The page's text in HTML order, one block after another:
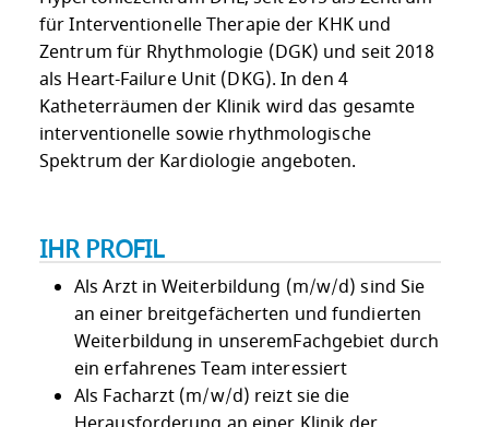
für Interventionelle Therapie der KHK und
Zentrum für Rhythmologie (DGK) und seit 2018
als Heart-Failure Unit (DKG). In den 4
Katheterräumen der Klinik wird das gesamte
interventionelle sowie rhythmologische
Spektrum der Kardiologie angeboten.
IHR PROFIL
Als Arzt in Weiterbildung (m/w/d) sind Sie
an einer breitgefächerten und fundierten
Weiterbildung in unseremFachgebiet durch
ein erfahrenes Team interessiert
Als Facharzt (m/w/d) reizt sie die